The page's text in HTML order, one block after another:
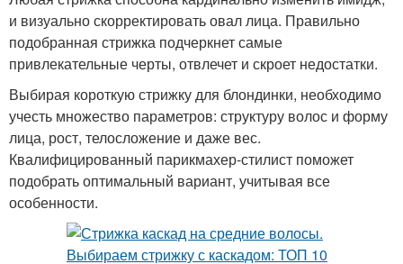
и визуально скорректировать овал лица. Правильно
подобранная стрижка подчеркнет самые
привлекательные черты, отвлечет и скроет недостатки.
Выбирая короткую стрижку для блондинки, необходимо
учесть множество параметров: структуру волос и форму
лица, рост, телосложение и даже вес.
Квалифицированный парикмахер-стилист поможет
подобрать оптимальный вариант, учитывая все
особенности.